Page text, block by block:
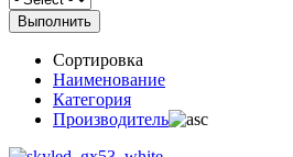
Сортировка
Наименование
Категория
Производитель